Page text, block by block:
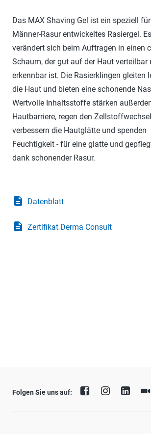
Das MAX Shaving Gel ist ein speziell
Männer-Rasur entwickeltes Rasiergel. Es
verändert sich beim Auftragen in einen
Schaum, der gut auf der Haut verteilbar
erkennbar ist. Die Rasierklingen gleiten
die Haut und bieten eine schonende
Wertvolle Inhaltsstoffe stärken
Hautbarriere, regen den
verbessern die Hautglätte und spenden
Feuchtigkeit - für eine glatte und
dank schonender Rasur.
description Datenblatt
description Zertifikat Derma Consult
Folgen Sie uns auf: